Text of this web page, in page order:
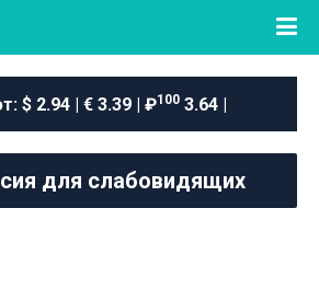
$ 2.94 | € 3.39 | ₽100 3.64 |
для слабовидящих